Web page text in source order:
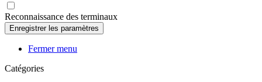
Reconnaissance des terminaux
Fermer menu
Catégories